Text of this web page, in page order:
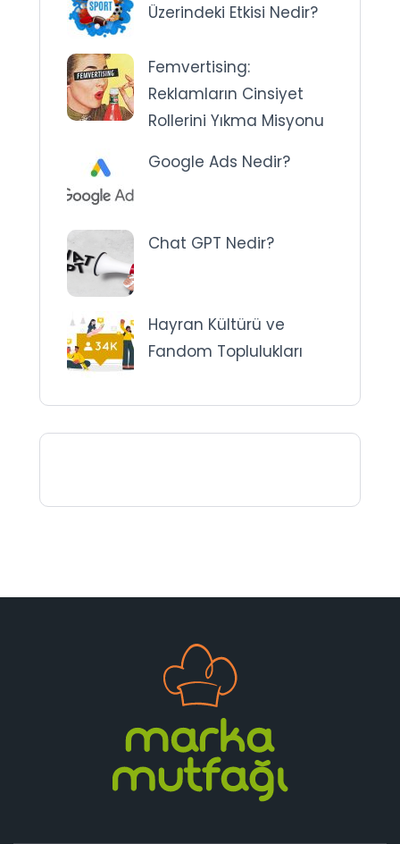
Üzerindeki Etkisi Nedir?
Femvertising:
Reklamların Cinsiyet
Rollerini Yıkma Misyonu
Google Ads Nedir?
Chat GPT Nedir?
Hayran Kültürü ve
Fandom Toplulukları